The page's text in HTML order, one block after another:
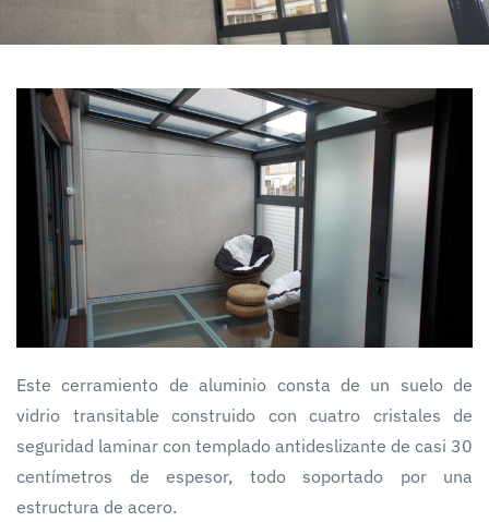
Este cerramiento de aluminio consta de un suelo de
vidrio transitable construido con cuatro cristales de
seguridad laminar con templado antideslizante de casi 30
centímetros de espesor, todo soportado por una
estructura de acero.